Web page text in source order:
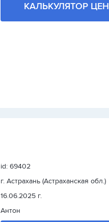
КАЛЬКУЛЯТОР ЦЕН
id: 69402
г. Астрахань (Астраханская обл.)
16.06.2025 г.
Антон